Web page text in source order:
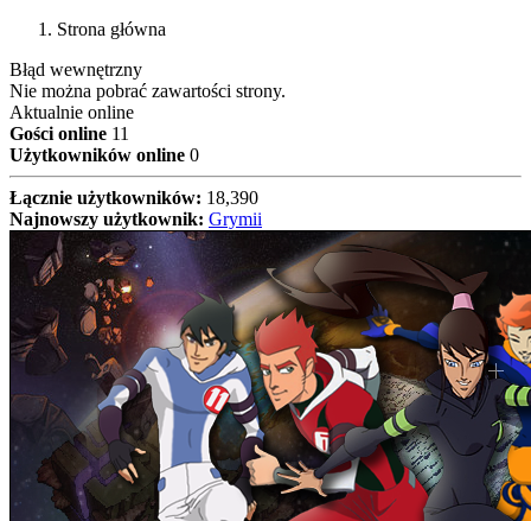
Strona główna
Błąd wewnętrzny
Nie można pobrać zawartości strony.
Aktualnie online
Gości online 11
Użytkowników online 0
Łącznie użytkowników: 18,390
Najnowszy użytkownik: Grymii